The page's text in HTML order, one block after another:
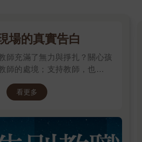
場的真實告白
師充滿了無力與掙扎？關心孩
師的處境；支持教師，也就是
看更多